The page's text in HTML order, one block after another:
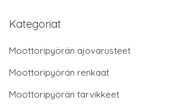
Kategoriat
Moottoripyörän ajovarusteet
Moottoripyörän renkaat
Moottoripyörän tarvikkeet